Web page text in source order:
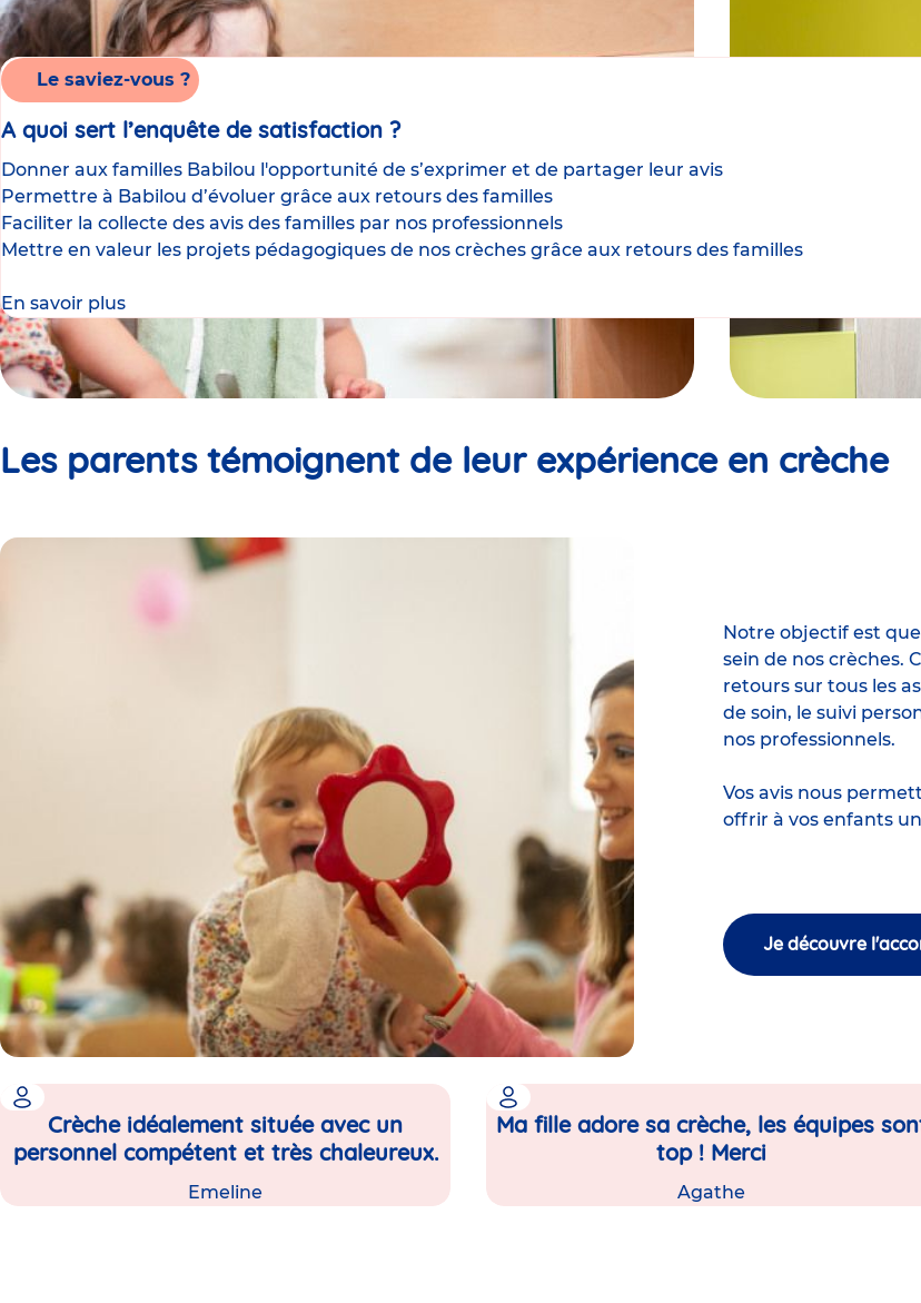
Le saviez-vous ?
A quoi sert l’enquête de satisfaction ?
Donner aux familles Babilou l'opportunité de s’exprimer et de partager leur avis
Permettre à Babilou d’évoluer grâce aux retours des familles
Faciliter la collecte des avis des familles par nos professionnels
Mettre en valeur les projets pédagogiques de nos crèches grâce aux retours des familles
En savoir plus
Les parents témoignent de leur expérience en crèche
Notre objectif est
sein de nos crèches.
retours sur tous les
de soin, le suivi
nos professionnels.
Vos avis nous
offrir à vos enfants
Je découvre
Crèche idéalement située avec un
personnel compétent et très chaleureux.
Emeline
Ma fille adore sa crèche, les équipes
top ! Merci
Agathe